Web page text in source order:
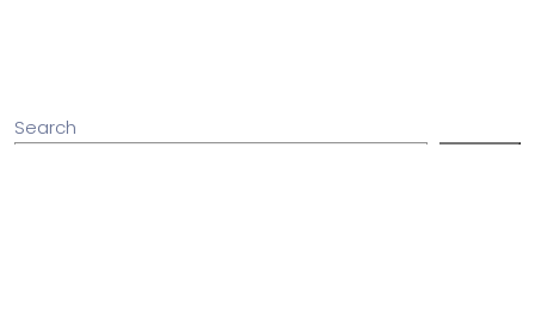
Search